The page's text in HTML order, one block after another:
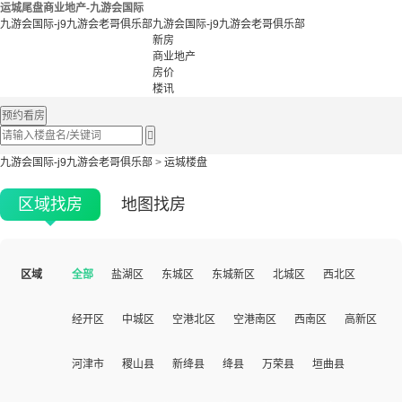
运城尾盘商业地产-九游会国际
九游会国际-j9九游会老哥俱乐部九游会国际-j9九游会老哥俱乐部
新房
商业地产
房价
楼讯
预约看房

九游会国际-j9九游会老哥俱乐部 > 运城楼盘
区域找房 地图找房
区域 全部 盐湖区 东城区 东城新区 北城区 西北区
经开区 中城区 空港北区 空港南区 西南区 高新区
河津市 稷山县 新绛县 绛县 万荣县 垣曲县